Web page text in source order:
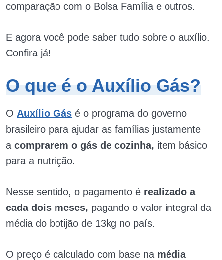
comparação com o Bolsa Família e outros.
E agora você pode saber tudo sobre o auxílio.
Confira já!
O que é o Auxílio Gás?
O Auxílio Gás é o programa do governo
brasileiro para ajudar as famílias justamente
a comprarem o gás de cozinha, item básico
para a nutrição.
Nesse sentido, o pagamento é realizado a
cada dois meses, pagando o valor integral da
média do botijão de 13kg no país.
O preço é calculado com base na média